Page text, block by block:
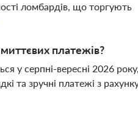
ломбардів, що торгують
платежів?
у серпні-вересні 2026 року,
та зручні платежі з